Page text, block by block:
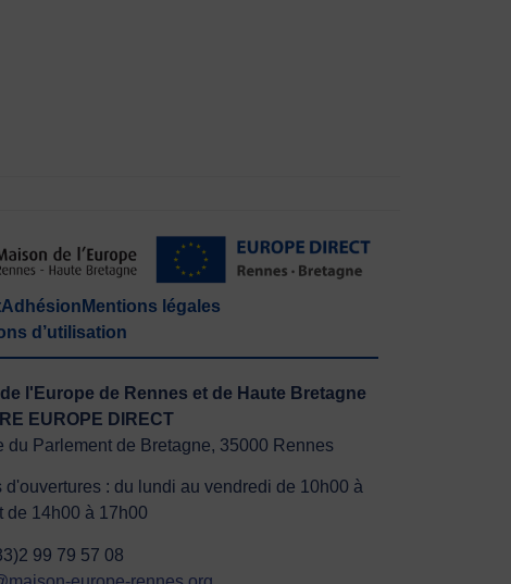
Adhésion Mentions légales
d’utilisation
l'Europe de Rennes et de Haute Bretagne
EUROPE DIRECT
du Parlement de Bretagne, 35000 Rennes
d'ouvertures : du lundi au vendredi de 10h00 à
de 14h00 à 17h00
99 79 57 08